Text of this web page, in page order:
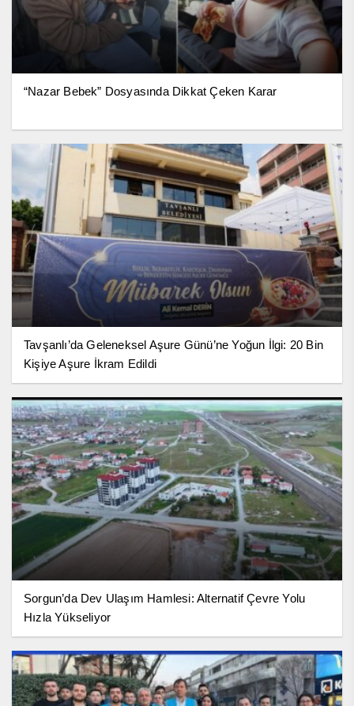
“Nazar Bebek” Dosyasında Dikkat Çeken Karar
Tavşanlı’da Geleneksel Aşure Günü’ne Yoğun İlgi: 20 Bin
Kişiye Aşure İkram Edildi
Sorgun’da Dev Ulaşım Hamlesi: Alternatif Çevre Yolu
Hızla Yükseliyor